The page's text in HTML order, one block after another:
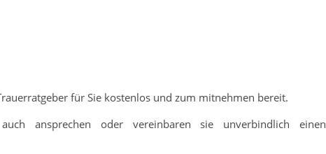
für Sie kostenlos und zum mitnehmen bereit.
ansprechen oder vereinbaren sie unverbindlich einen